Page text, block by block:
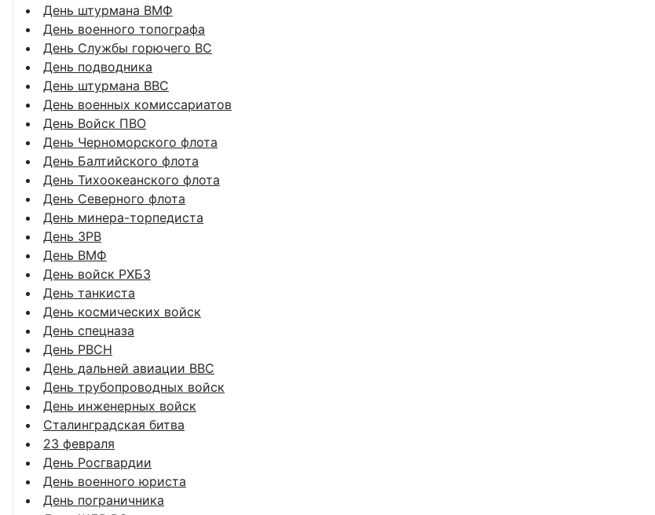
День штурмана ВМФ
День военного топографа
День Службы горючего ВС
День подводника
День штурмана ВВС
День военных комиссариатов
День Войск ПВО
День Черноморского флота
День Балтийского флота
День Тихоокеанского флота
День Северного флота
День минера-торпедиста
День ЗРВ
День ВМФ
День войск РХБЗ
День танкиста
День космических войск
День спецназа
День РВСН
День дальней авиации ВВС
День трубопроводных войск
День инженерных войск
Сталинградская битва
23 февраля
День Росгвардии
День военного юриста
День пограничника